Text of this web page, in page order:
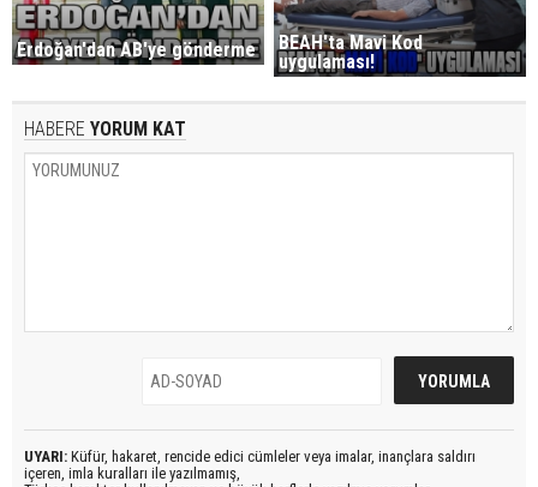
Erdoğan'dan AB'ye gönderme
BEAH'ta Mavi Kod
uygulaması!
HABERE YORUM KAT
UYARI: Küfür, hakaret, rencide edici cümleler veya imalar, inançlara saldırı
içeren, imla kuralları ile yazılmamış,